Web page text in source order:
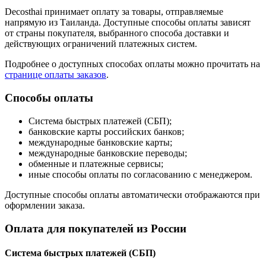
Decosthai принимает оплату за товары, отправляемые
напрямую из Таиланда. Доступные способы оплаты зависят
от страны покупателя, выбранного способа доставки и
действующих ограничений платежных систем.
Подробнее о доступных способах оплаты можно прочитать на
странице оплаты заказов.
Способы оплаты
Система быстрых платежей (СБП);
банковские карты российских банков;
международные банковские карты;
международные банковские переводы;
обменные и платежные сервисы;
иные способы оплаты по согласованию с менеджером.
Доступные способы оплаты автоматически отображаются при
оформлении заказа.
Оплата для покупателей из России
Система быстрых платежей (СБП)